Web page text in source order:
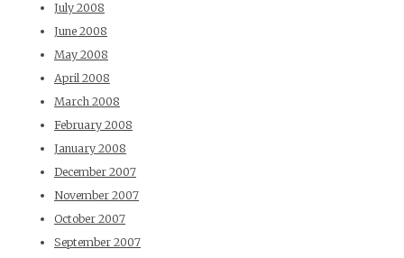
July 2008
June 2008
May 2008
April 2008
March 2008
February 2008
January 2008
December 2007
November 2007
October 2007
September 2007